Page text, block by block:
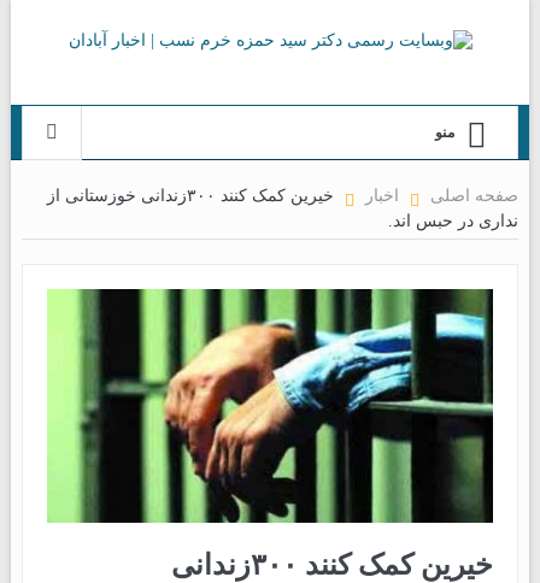
منو
صفحه اصلی اخبار
خیرین کمک کنند ۳۰۰زندانی خوزستانی از
نداری در حبس اند.
خیرین کمک کنند ۳۰۰زندانی